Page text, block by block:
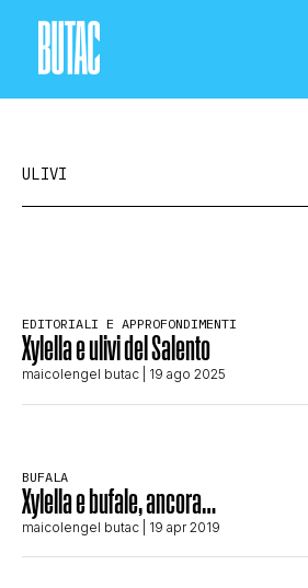
SCIENZA E TECNOLOGIA
STORIA E CITAZIONI
ULIVI
EDITORIALI E APPROFONDIMENTI
Xylella e ulivi del Salento
maicolengel butac | 19 ago 2025
BUFALA
Xylella e bufale, ancora…
maicolengel butac | 19 apr 2019